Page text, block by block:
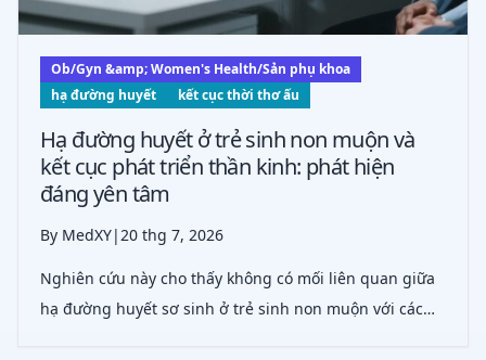
Ob/Gyn &amp; Women's Health/Sản phụ khoa
hạ đường huyết
kết cục thời thơ ấu
Hạ đường huyết ở trẻ sinh non muộn và
kết cục phát triển thần kinh: phát hiện
đáng yên tâm
By MedXY|20 thg 7, 2026
Nghiên cứu này cho thấy không có mối liên quan giữa
hạ đường huyết sơ sinh ở trẻ sinh non muộn với các